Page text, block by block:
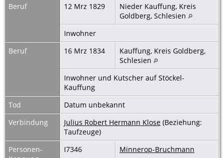
Beruf
12 Mrz 1829
Nieder Kauffung, Kreis
Goldberg, Schlesien
Inwohner
Beruf
16 Mrz 1834
Kauffung, Kreis Goldberg,
Schlesien
Inwohner und Kutscher auf Stöckel-
Kauffung
Tod
Datum unbekannt
Verbindung
Julius Robert Hermann Klose (Beziehung:
Taufzeuge)
Personen-
I7346 Minnerop-Bruchmann